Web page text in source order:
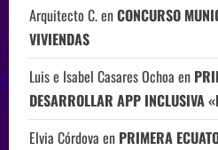
Arquitecto C.enCONCURSO
VIVIENDAS
Luis e Isabel Casares Ochoa en
DESARROLLAR APP INCLUSIVA
Elvia Córdova en PRIMERA